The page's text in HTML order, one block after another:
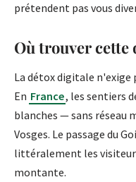
prétendent pas vous
Où trouver cette
La détox digitale n'exige
En France, les sentiers
blanches — sans réseau
Vosges. Le passage du
littéralement les
montante.